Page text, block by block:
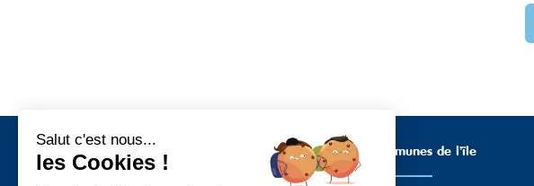
Les Communes de l’ïle
Salut c'est nous...
les Cookies !